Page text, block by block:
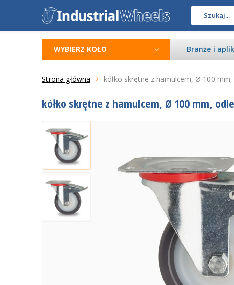
WYBIERZ KOŁO Branże i
Strona główna kółko skrętne z hamulcem, Ø 100
kółko skrętne z hamulcem, Ø 100 mm,